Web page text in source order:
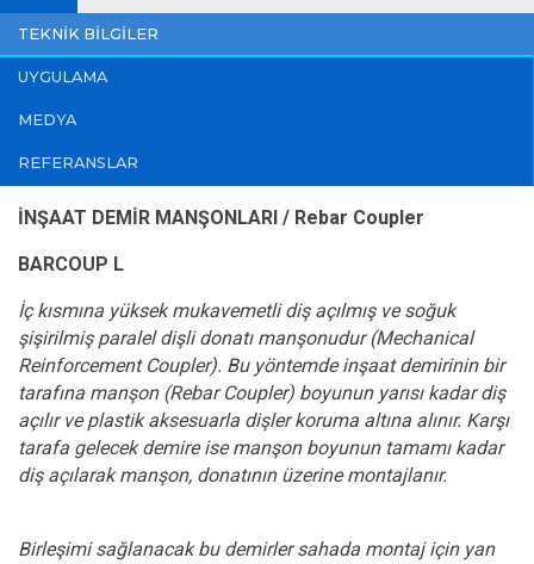
tarafa gelecek demire ise manşon boyunun tamamı kadar
diş açılarak manşon, donatının üzerine montajlanır.
TEKNİK BİLGİLER
UYGULAMA
MEDYA
REFERANSLAR
İNŞAAT DEMİR MANŞONLARI / Rebar Coupler
BARCOUP L
İç kısmına yüksek mukavemetli diş açılmış ve soğuk
şişirilmiş paralel dişli donatı manşonudur (Mechanical
Reinforcement Coupler). Bu yöntemde inşaat demirinin bir
tarafına manşon (Rebar Coupler) boyunun yarısı kadar diş
açılır ve plastik aksesuarla dişler koruma altına alınır. Karşı
tarafa gelecek demire ise manşon boyunun tamamı kadar
diş açılarak manşon, donatının üzerine montajlanır.
Birleşimi sağlanacak bu demirler sahada montaj için yan